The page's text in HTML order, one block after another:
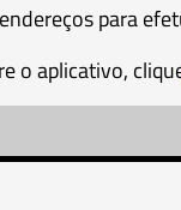
para
o aplicativo,